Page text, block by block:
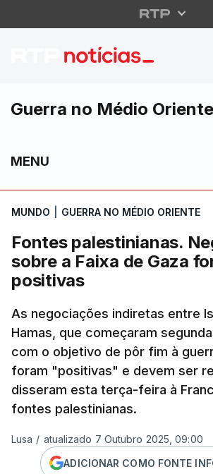
Fontes
Guerra no Médio Oriente
MENU
MUNDO GUERRA NO MÉDIO ORIENTE
Fontes palestinianas.
sobre a Faixa de Gaza
positivas
As negociações indiretas entre
Hamas, que começaram
com o objetivo de pôr fim à
foram "positivas" e devem ser
disseram esta terça-feira à
fontes palestinianas.
Lusa / atualizado 7 Outubro 2025, 09:00
ADICIONAR COMO FONTE